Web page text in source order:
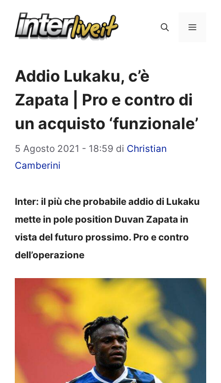
Menu
Addio Lukaku, c’è
Zapata | Pro e contro di
un acquisto ‘funzionale’
5 Agosto 2021 - 18:59 di Christian
Camberini
Inter: il più che probabile addio di Lukaku
mette in pole position Duvan Zapata in
vista del futuro prossimo. Pro e contro
dell’operazione